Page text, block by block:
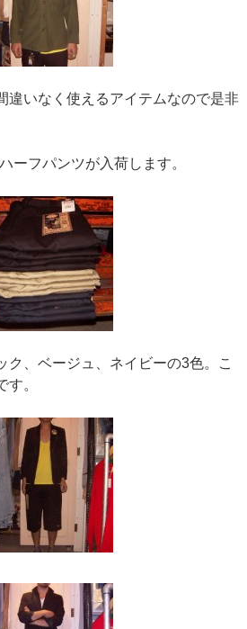
違いなく使えるアイテムなので是非
ーフパンツが入荷します。
ク、ベージュ、ネイビーの3色。こ
。